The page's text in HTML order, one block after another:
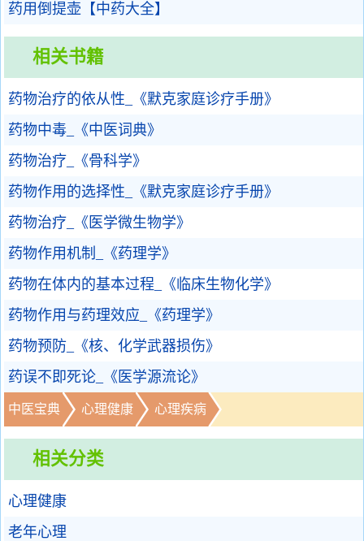
药用倒提壶【中药大全】
相关书籍
药物治疗的依从性_《默克家庭诊疗手册》
药物中毒_《中医词典》
药物治疗_《骨科学》
药物作用的选择性_《默克家庭诊疗手册》
药物治疗_《医学微生物学》
药物作用机制_《药理学》
药物在体内的基本过程_《临床生物化学》
药物作用与药理效应_《药理学》
药物预防_《核、化学武器损伤》
药误不即死论_《医学源流论》
中医宝典 心理健康 心理疾病
相关分类
心理健康
老年心理